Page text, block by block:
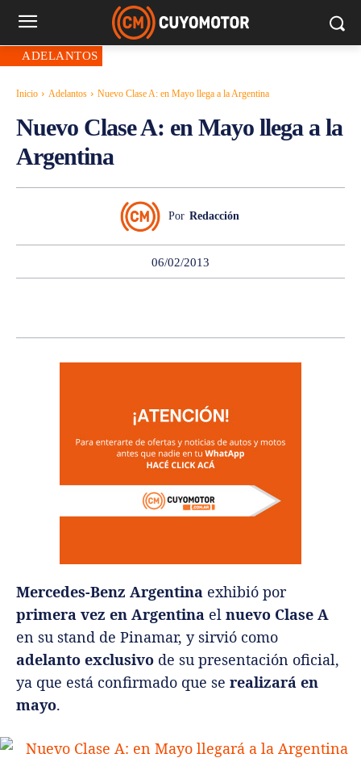
ADELANTOS
Inicio Adelantos Nuevo Clase A: en Mayo llega a la Argentina
Nuevo Clase A: en Mayo llega a la
Argentina
Por Redacción
06/02/2013
Mercedes-Benz Argentina exhibió por
primera vez en Argentina el nuevo Clase A
en su stand de Pinamar, y sirvió como
adelanto exclusivo de su presentación oficial,
ya que está confirmado que se realizará en
mayo.